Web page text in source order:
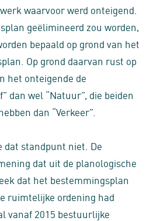
waarvoor werd onteigend.
geëlimineerd zou worden,
bepaald op grond van het
Op grond daarvan rust op
het onteigende de
dan wel “Natuur”, die beiden
dan “Verkeer”.
dat standpunt niet. De
dat uit de planologische
dat het bestemmingsplan
ruimtelijke ordening had
vanaf 2015 bestuurlijke